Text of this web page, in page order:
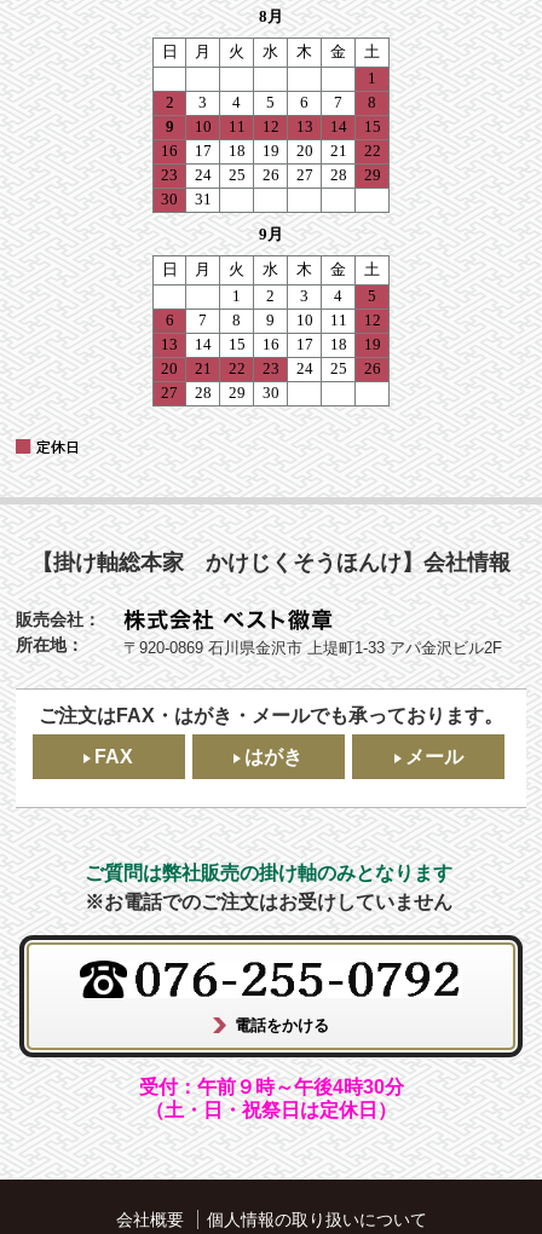
【掛け軸総本家 かけじくそうほんけ】会社情報
販売会社：
所在地：
〒920-0869 石川県金沢市 上堤町1-33 アパ金沢ビル2F
ご注文はFAX・はがき・メールでも承っております。
FAX
はがき メール
ご質問は弊社販売の掛け軸のみとなります
※お電話でのご注文はお受けしていません
受付：午前９時～午後4時30分
（土・日・祝祭日は定休日）
会社概要 個人情報の取り扱いについて